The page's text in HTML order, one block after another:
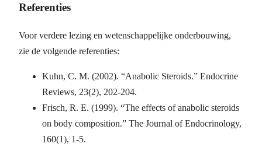
Referenties
Voor verdere lezing en wetenschappelijke onderbouwing,
zie de volgende referenties:
Kuhn, C. M. (2002). “Anabolic Steroids.” Endocrine
Reviews, 23(2), 202-204.
Frisch, R. E. (1999). “The effects of anabolic steroids
on body composition.” The Journal of Endocrinology,
160(1), 1-5.